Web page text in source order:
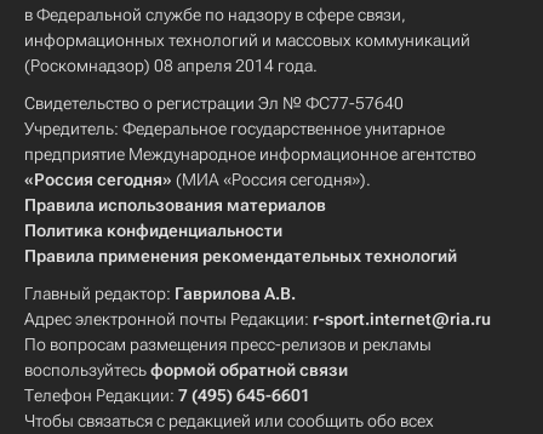
в Федеральной службе по надзору в сфере связи,
информационных технологий и массовых коммуникаций
(Роскомнадзор) 08 апреля 2014 года.
Свидетельство о регистрации Эл № ФС77-57640
Учредитель: Федеральное государственное унитарное
предприятие Международное информационное агентство
«Россия сегодня» (МИА «Россия сегодня»).
Правила использования материалов
Политика конфиденциальности
Правила применения рекомендательных технологий
Главный редактор: Гаврилова А.В.
Адрес электронной почты Редакции: r-sport.internet@ria.ru
По вопросам размещения пресс-релизов и рекламы
воспользуйтесьформой обратной связи
Телефон Редакции: 7 (495) 645-6601
Чтобы связаться с редакцией или сообщить обо всех